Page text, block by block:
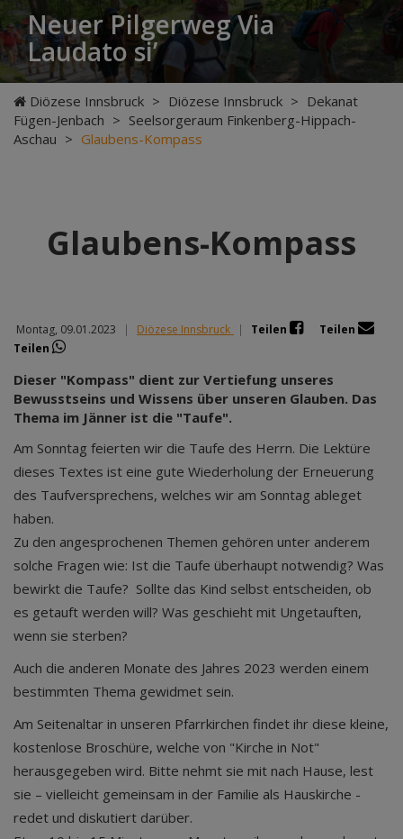
Neuer Pilgerweg Via
Laudato si’
Diözese Innsbruck > Diözese Innsbruck > Dekanat
Fügen-Jenbach > Seelsorgeraum Finkenberg-Hippach-
Aschau > Glaubens-Kompass
Glaubens-Kompass
Montag, 09.01.2023 | Diözese Innsbruck | Teilen
Teilen
Teilen
Dieser "Kompass" dient zur Vertiefung unseres
Bewusstseins und Wissens über unseren Glauben. Das
Thema im Jänner ist die "Taufe".
Am Sonntag feierten wir die Taufe des Herrn. Die Lektüre
dieses Textes ist eine gute Wiederholung der Erneuerung
des Taufversprechens, welches wir am Sonntag ableget
haben.
Zu den angesprochenen Themen gehören unter anderem
solche Fragen wie: Ist die Taufe überhaupt notwendig? Was
bewirkt die Taufe? Sollte das Kind selbst entscheiden, ob
es getauft werden will? Was geschieht mit Ungetauften,
wenn sie sterben?
Auch die anderen Monate des Jahres 2023 werden einem
bestimmten Thema gewidmet sein.
Am Seitenaltar in unseren Pfarrkirchen findet ihr diese kleine,
kostenlose Broschüre, welche von "Kirche in Not"
herausgegeben wird. Bitte nehmt sie mit nach Hause, lest
sie – vielleicht gemeinsam in der Familie als Hauskirche -
redet und diskutiert darüber.